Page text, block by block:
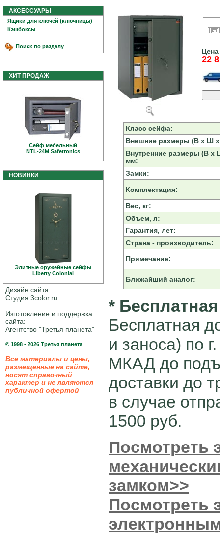
АКСЕССУАРЫ
Ящики для ключей (ключницы)
Кэшбоксы
Поиск по разделу
ХИТ ПРОДАЖ
Сейф мебельный
NTL-24M Safetronics
НОВИНКИ
Элитные оружейные сейфы
Liberty Colonial
Дизайн сайта:
Студия 3color.ru
Изготовление и поддержка
сайта:
Агентство "Третья планета"
© 1998 - 2026 Третья планета
Все материалы и цены,
размещенные на сайте,
носят справочный
характер и не являются
публичной офертой
22
Класс сейфа:
Внешние размеры (В х Ш
Внутренние размеры (В х
мм:
Замки:
Комплектация:
Вес, кг:
Объем, л:
Гарантия, лет:
Страна - производитель:
Примечание:
Ближайший аналог:
*
Бесплатная
и заноса) по
МКАД до
доставки до
в случае
1500 руб.
Посмотреть
замком>>
Посмотреть